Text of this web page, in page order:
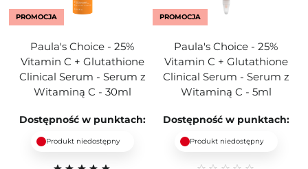
PROMOCJA
Paula's Choice - 25%
Vitamin C + Glutathione
Clinical Serum - Serum z
Witaminą C - 30ml
Dostępność w punktach:
Produkt niedostępny
PROMOCJA
Paula's Choice - 25%
Vitamin C + Glutathione
Clinical Serum - Serum z
Witaminą C - 5ml
Dostępność w punktach:
Produkt niedostępny